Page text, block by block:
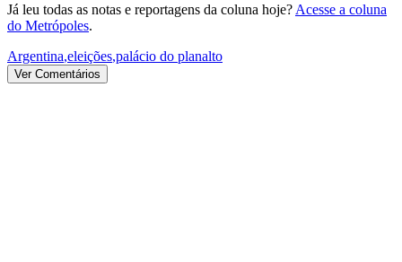
Já leu todas as notas e reportagens da coluna hoje? Acesse a coluna
do Metrópoles.
Argentina,eleições,palácio do planalto
Ver Comentários